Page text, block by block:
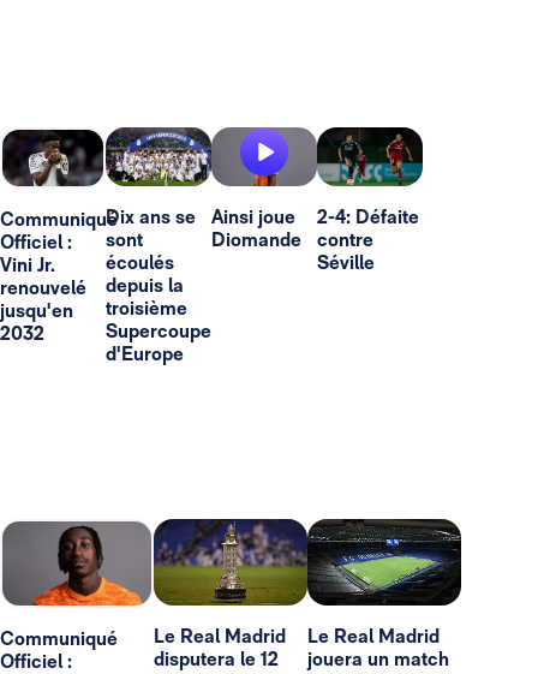
Communiqué
Officiel :
Vini Jr.
renouvelé
jusqu'en
2032
Dix ans se
sont
écoulés
depuis la
troisième
Supercoupe
d'Europe
Ainsi joue
Diomande
2-4: Défaite
contre
Séville
Communiqué
Officiel :
Le Real Madrid
disputera le 12
Le Real Madrid
jouera un match